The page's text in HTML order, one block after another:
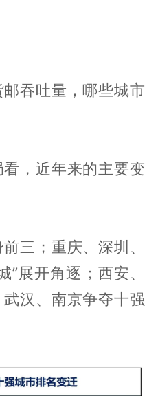
吞吐量，哪些城市
，近年来的主要变
三；重庆、深圳、
”展开角逐；西安、
汉、南京争夺十强